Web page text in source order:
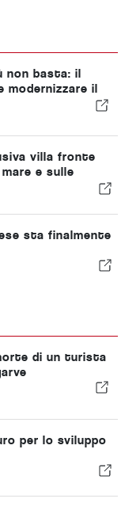
non basta: il
modernizzare il
immobiliare
villa fronte
e sulle
sta finalmente
di un turista
per lo sviluppo